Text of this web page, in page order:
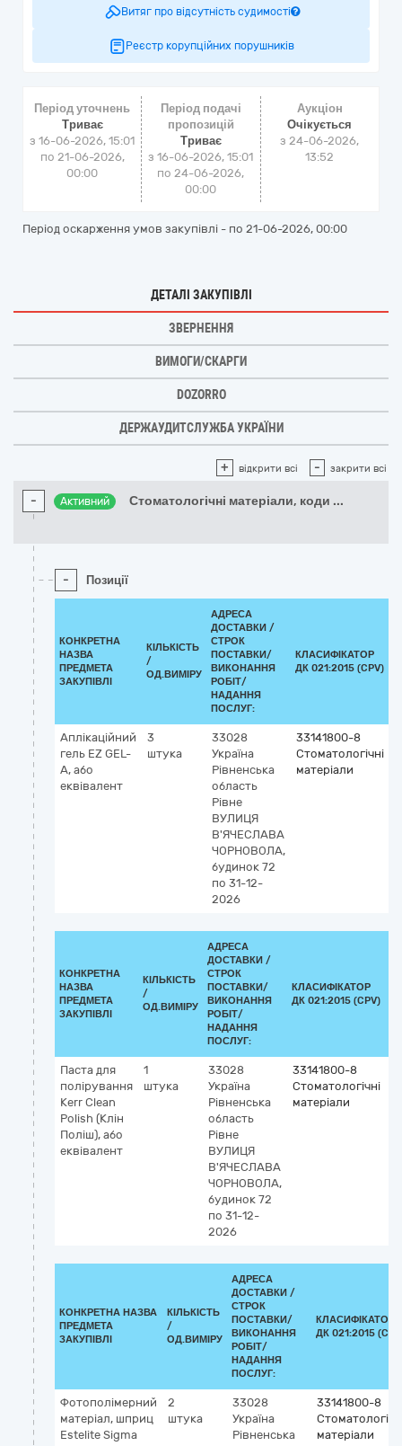
Витяг про відсутність судимості
Реєстр корупційних порушників
Період уточнень
Триває
з 16-06-2026, 15:01
по 21-06-2026,
00:00
Період подачі
пропозицій
Триває
з 16-06-2026, 15:01
по 24-06-2026,
00:00
Аукціон
Очікується
з24-06-2026,
13:52
Період оскарження умов закупівлі - по 21-06-2026, 00:00
ДЕТАЛІ ЗАКУПІВЛІ
ЗВЕРНЕННЯ
ВИМОГИ/СКАРГИ
DOZORRO
ДЕРЖАУДИТСЛУЖБА УКРАЇНИ
+ відкрити всі - закрити всі
- Активний Стоматологічні матеріали, коди ...
- Позиції
КОНКРЕТНА
НАЗВА
ПРЕДМЕТА
ЗАКУПІВЛІ
КІЛЬКІСТЬ
/
ОД.ВИМІРУ
АДРЕСА
ДОСТАВКИ /
СТРОК
ПОСТАВКИ/
ВИКОНАННЯ
РОБІТ/
НАДАННЯ
ПОСЛУГ:
КЛАСИФІКАТОР
ДК 021:2015 (CPV)
Аплікаційний
гель EZ GEL-
A, або
еквівалент
3
штука
33028
Україна
Рівненська
область
Рівне
ВУЛИЦЯ
В'ЯЧЕСЛАВА
ЧОРНОВОЛА,
будинок 72
по 31-12-
2026
33141800-8
Стоматологічні
матеріали
КОНКРЕТНА
НАЗВА
ПРЕДМЕТА
ЗАКУПІВЛІ
КІЛЬКІСТЬ
/
ОД.ВИМІРУ
АДРЕСА
ДОСТАВКИ /
СТРОК
ПОСТАВКИ/
ВИКОНАННЯ
РОБІТ/
НАДАННЯ
ПОСЛУГ:
КЛАСИФІКАТОР
ДК 021:2015 (CPV)
Паста для
полірування
Kerr Clean
Polish (Клін
Поліш), або
еквівалент
1
штука
33028
Україна
Рівненська
область
Рівне
ВУЛИЦЯ
В'ЯЧЕСЛАВА
ЧОРНОВОЛА,
будинок 72
по 31-12-
2026
33141800-8
Стоматологічні
матеріали
КОНКРЕТНА НАЗВА
ПРЕДМЕТА
ЗАКУПІВЛІ
КІЛЬКІСТЬ
/
ОД.ВИМІРУ
АДРЕСА
ДОСТАВКИ /
СТРОК
ПОСТАВКИ/
ВИКОНАННЯ
РОБІТ/
НАДАННЯ
ПОСЛУГ:
КЛАСИФІКАТОР
ДК 021:2015
Фотополімерний
матеріал, шприц
Estelite Sigma
2
штука
33028
Україна
Рівненська
33141800-8
матеріали